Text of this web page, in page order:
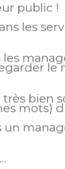
public !
les
les
le
bien
mots)
un